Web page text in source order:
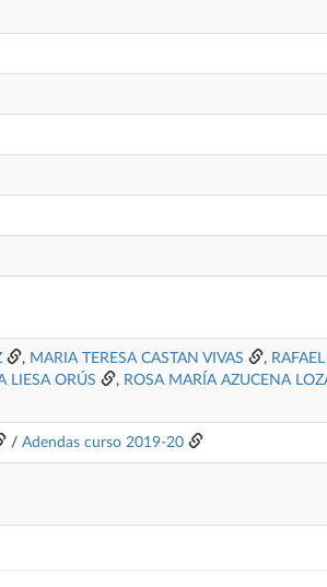
, MARIA TERESA CASTAN VIVAS ,
LIESA ORÚS , ROSA MARÍA AZUCENA
/ Adendas curso 2019-20